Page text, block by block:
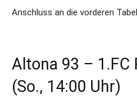
Anschluss an die vorderen
Altona 93 – 1.FC
(So., 14:00 Uhr)